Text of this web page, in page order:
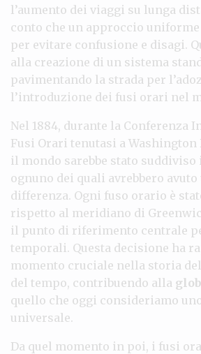
l’aumento dei viaggi su lunga
conto che un approccio
per evitare confusione e disagi.
alla creazione di un sistema
pavimentando la strada per
l’introduzione dei fusi orari nel
Nel 1884, durante la Conferenza
Fusi Orari tenutasi a Washington
il mondo sarebbe stato
ognuno dei quali avrebbero avuto
differenza. Ogni fuso orario è
rispetto al meridiano di
il punto di riferimento centrale
temporali. Questa decisione ha
momento cruciale nella storia
del tempo, contribuendo alla
quello che oggi consideriamo
universale.
Da quel momento in poi, i fusi